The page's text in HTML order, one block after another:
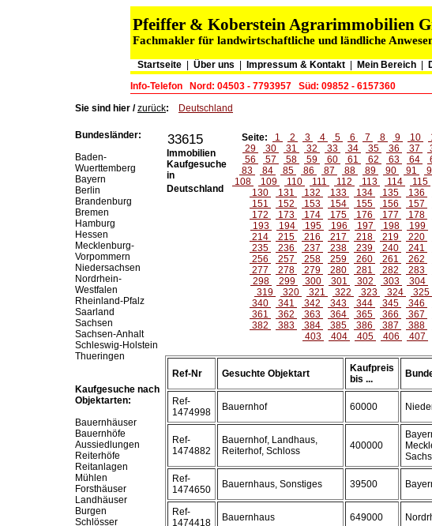
Pfeiffer & Koberstein Agrarimmobilien
Fachmakler für landwirtschaftliche und ländliche
Startseite| Über uns Impressum & Kontakt| Mein Bereich
Info-Telefon
Nord: 04503 - 7793957 Süd: 09852 - 6157360
Sie sind hier /zurück: Deutschland
Bundesländer:
Baden-
Wuerttemberg
Bayern
Berlin
Brandenburg
Bremen
Hamburg
Hessen
Mecklenburg-
Vorpommern
Niedersachsen
Nordrhein-
Westfalen
Rheinland-Pfalz
Saarland
Sachsen
Sachsen-Anhalt
Schleswig-Holstein
Thueringen
Kaufgesuche nach
Objektarten:
Bauernhäuser
Bauernhöfe
Aussiedlungen
Reiterhöfe
Reitanlagen
Mühlen
Forsthäuser
Landhäuser
Burgen
Schlösser
33615
Immobilien
Kaufgesuche
in
Deutschland
Seite: 1 2 3 4 5 6 7 8 9 10
29
30 31 32 33 34 35 36 37
56
57 58 59 60 61 62 63 64
83
84 85 86 87 88 89 90 91
108
109 110 111 112 113 114 115
130
131 132 133 134 135 136
151
152 153 154 155 156 157
172
173 174 175 176 177 178
193
194 195 196 197 198 199
214
215 216 217 218 219 220
235
236 237 238 239 240 241
256
257 258 259 260 261 262
277
278 279 280 281 282 283
298
299 300 301 302 303 304
319
320 321 322 323 324 325
340
341 342 343 344 345 346
361
362 363 364 365 366 367
382
383 384 385 386 387 388
403
404 405 406 407
Ref-Nr Gesuchte Objektart
Kaufpreis
bis ...
Ref-
1474998
Bauernhof 60000
Ref-
1474882
Bauernhof, Landhaus,
Reiterhof, Schloss
400000
Ref-
1474650
Bauernhaus, Sonstiges 39500
Ref-
1474418
Bauernhaus 649000